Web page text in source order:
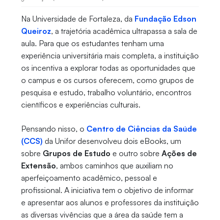
Na Universidade de Fortaleza, da Fundação Edson
Queiroz, a trajetória acadêmica ultrapassa a sala de
aula. Para que os estudantes tenham uma
experiência universitária mais completa, a instituição
os incentiva a explorar todas as oportunidades que
o campus e os cursos oferecem, como grupos de
pesquisa e estudo, trabalho voluntário, encontros
científicos e experiências culturais.
Pensando nisso, o Centro de Ciências da Saúde
(CCS) da Unifor desenvolveu dois eBooks, um
sobre Grupos de Estudo e outro sobre Ações de
Extensão, ambos caminhos que auxiliam no
aperfeiçoamento acadêmico, pessoal e
profissional. A iniciativa tem o objetivo de informar
e apresentar aos alunos e professores da instituição
as diversas vivências que a área da saúde tem a